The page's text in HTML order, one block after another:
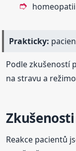
homeopatii
Prakticky:
Podle zkušeností
na stravu a
Reakce pacientů